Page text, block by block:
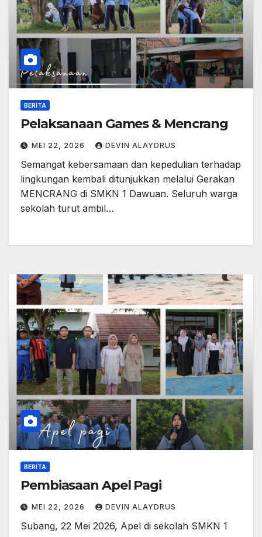
BERITA
Pelaksanaan Games & Mencrang
MEI 22, 2026 DEVIN ALAYDRUS
Semangat kebersamaan dan kepedulian terhadap
lingkungan kembali ditunjukkan melalui Gerakan
MENCRANG di SMKN 1 Dawuan. Seluruh warga
sekolah turut ambil…
BERITA
Pembiasaan Apel Pagi
MEI 22, 2026 DEVIN ALAYDRUS
Subang, 22 Mei 2026, Apel di sekolah SMKN 1